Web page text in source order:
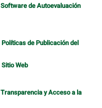
Software de Autoevaluación
Políticas de Publicación del
Sitio Web
Transparencia y Acceso a la